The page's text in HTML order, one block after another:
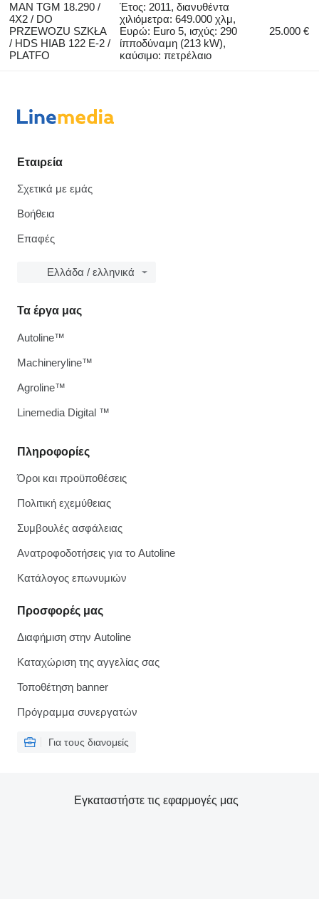
MAN TGM 18.290 /
4X2 / DO
PRZEWOZU SZKŁA
/ HDS HIAB 122 E-2 /
PLATFO
Έτος: 2011, διανυθέντα
χιλιόμετρα: 649.000 χλμ,
Ευρώ: Euro 5, ισχύς: 290
ίπποδύναμη (213 kW),
καύσιμο: πετρέλαιο
25.000 €
Εταιρεία
Σχετικά με εμάς
Βοήθεια
Επαφές
Ελλάδα / ελληνικά
Πληροφορίες
Όροι και προϋποθέσεις
Πολιτική εχεμύθειας
Συμβουλές ασφάλειας
Ανατροφοδοτήσεις για το Autoline
Κατάλογος επωνυμιών
Προσφορές μας
Διαφήμιση στην Autoline
Καταχώριση της αγγελίας σας
Τοποθέτηση banner
Πρόγραμμα συνεργατών
Για τους διανομείς
Τα έργα μας
Autoline™
Machineryline™
Agroline™
Linemedia Digital ™
Εγκαταστήστε τις εφαρμογές μας